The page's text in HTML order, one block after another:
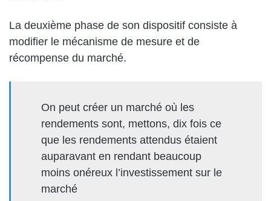
La deuxième phase de son dispositif consiste à
modifier le mécanisme de mesure et de
récompense du marché.
On peut créer un marché où les
rendements sont, mettons, dix fois ce
que les rendements attendus étaient
auparavant en rendant beaucoup
moins onéreux l’investissement sur le
marché